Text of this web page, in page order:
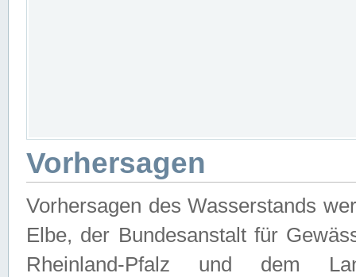
Vorhersagen
Vorhersagen des Wasserstands
Elbe, der Bundesanstalt für
Rheinland-Pfalz und dem